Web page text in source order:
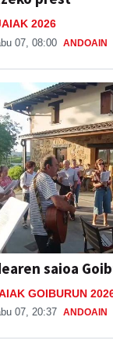
2026
07, 08:00 ANDOAIN
saioa
GOIBURUN
07, 20:37 ANDOAIN